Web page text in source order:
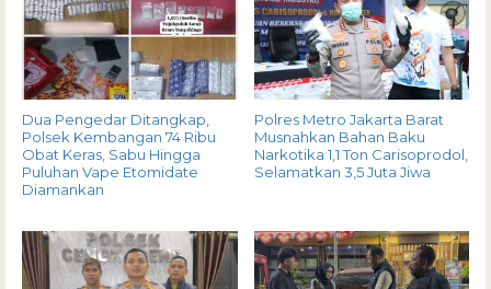
Dua Pengedar Ditangkap,
Polsek Kembangan 74 Ribu
Obat Keras, Sabu Hingga
Puluhan Vape Etomidate
Diamankan
Polres Metro Jakarta Barat
Musnahkan Bahan Baku
Narkotika 1,1 Ton Carisoprodol,
Selamatkan 3,5 Juta Jiwa